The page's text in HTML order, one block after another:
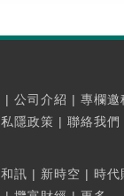
| 公司介紹 | 專欄邀
私隱政策 | 聯絡我們
和訊 | 新時空 | 時代